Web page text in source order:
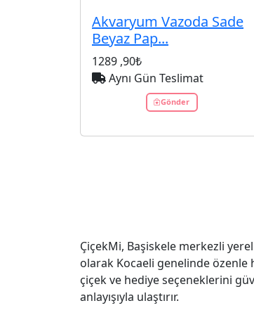
Akvaryum Vazoda Sade
Beyaz Pap...
1289 ,90₺
Aynı Gün Teslimat
Gönder
ÇiçekMi, Başiskele merkezli
olarak Kocaeli genelinde özenle
çiçek ve hediye seçeneklerini
anlayışıyla ulaştırır.